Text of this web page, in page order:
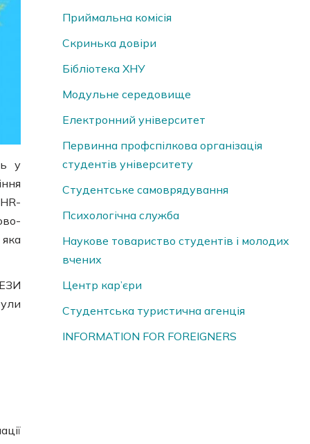
у
Приймальна комісія
Скринька довiри
Бібліотека ХНУ
Модульне середовище
Електронний університет
Первинна профспілкова організація
студентів університету
Студентське самоврядування
Психологічна служба
Наукове товариство студентів і молодих
вчених
Центр кар’єри
Студентська туристична агенція
INFORMATION FOR FOREIGNERS